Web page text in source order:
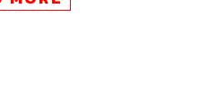
ก เปรม ติณสูลานนท์ ณ บ้านสี่